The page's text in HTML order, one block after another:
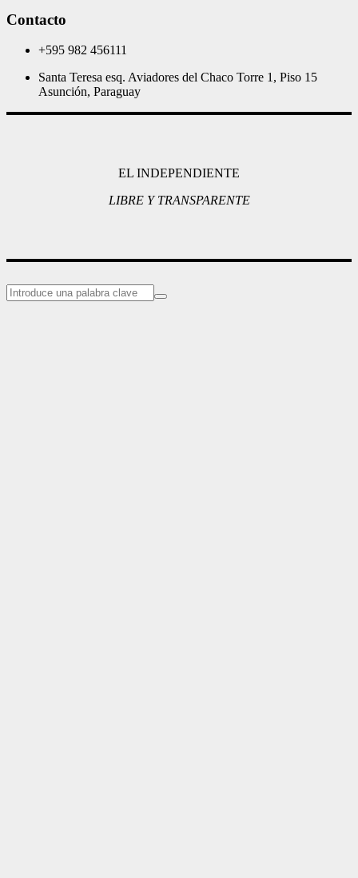
Contacto
+595 982 456111
Santa Teresa esq. Aviadores del Chaco Torre 1, Piso 15
Asunción, Paraguay
EL INDEPENDIENTE
LIBRE Y TRANSPARENTE